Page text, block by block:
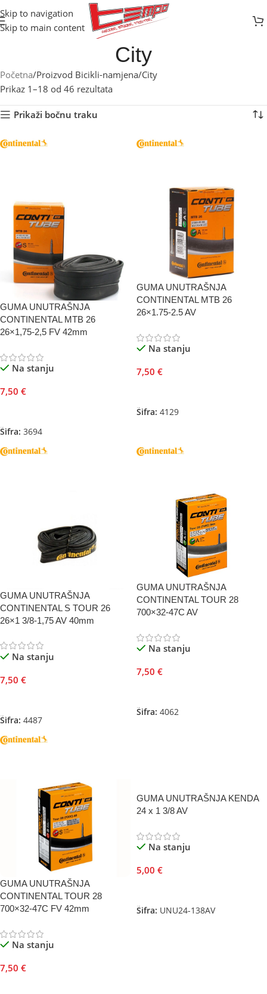
Skip to navigation
Skip to main content
City
Početna Proizvod Bicikli-namjena City
Prikaz 1–18 od 46 rezultata
Prikaži bočnu traku
GUMA UNUTRAŠNJA
CONTINENTAL MTB 26
26×1,75-2,5 FV 42mm
Na stanju
7,50 €
Šifra: 3694
GUMA UNUTRAŠNJA
CONTINENTAL MTB 26
26×1.75-2.5 AV
Na stanju
7,50 €
Šifra: 4129
GUMA UNUTRAŠNJA
CONTINENTAL S TOUR 26
26×1 3/8-1,75 AV 40mm
Na stanju
7,50 €
Šifra: 4487
GUMA UNUTRAŠNJA
CONTINENTAL TOUR 28
700×32-47C AV
Na stanju
7,50 €
Šifra: 4062
GUMA UNUTRAŠNJA
CONTINENTAL TOUR 28
700×32-47C FV 42mm
Na stanju
7,50 €
GUMA UNUTRAŠNJA KENDA
24 x 1 3/8 AV
Na stanju
5,00 €
Šifra: UNU24-138AV